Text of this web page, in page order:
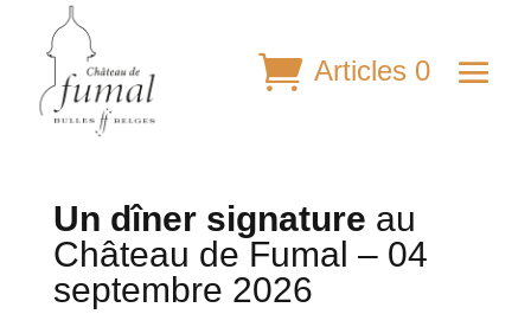
Articles 0
Un dîner signature au
Château de Fumal – 04
septembre 2026